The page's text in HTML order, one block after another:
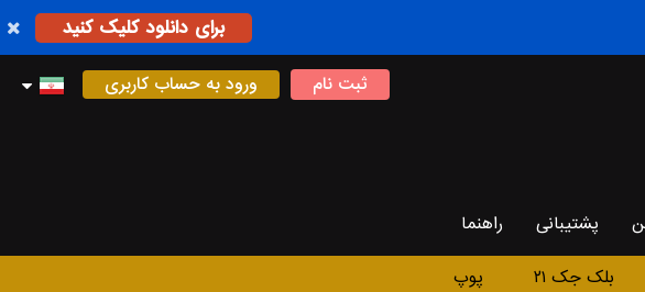
برای دانلود کلیک کنید
ثبت نام ورود به حساب کاربری
پشتیبانی راهنما
بلک جک ۲۱ پوپ